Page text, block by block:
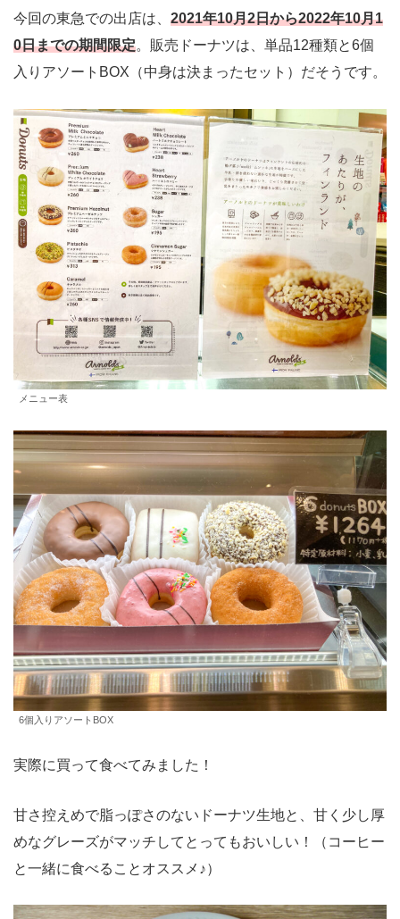
今回の東急での出店は、 2021年10月2日から2022年10月1
0日までの期間限定。販売ドーナツは、単品12種類と6個
入りアソートBOX（中身は決まったセット）だそうです。
メニュー表
6個入りアソートBOX
実際に買って食べてみました！
甘さ控えめで脂っぽさのないドーナツ生地と、甘く少し厚
めなグレーズがマッチしてとってもおいしい！（コーヒー
と一緒に食べることオススメ♪）